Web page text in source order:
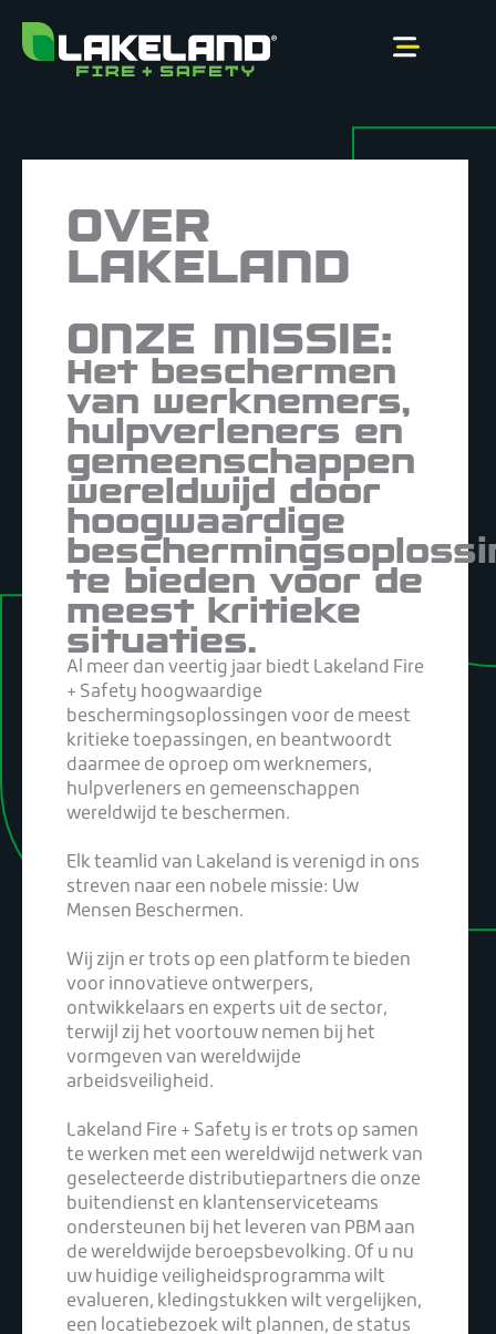
inhoud
springen
OVER
LAKELAND
ONZE MISSIE:
Het beschermen
van werknemers,
hulpverleners en
gemeenschappen
wereldwijd door
hoogwaardige
te bieden voor de
meest kritieke
situaties.
Al meer dan veertig jaar biedt Lakeland Fire
+ Safety hoogwaardige
beschermingsoplossingen voor de meest
kritieke toepassingen, en beantwoordt
daarmee de oproep om werknemers,
hulpverleners en gemeenschappen
wereldwijd te beschermen.
Elk teamlid van Lakeland is verenigd in ons
streven naar een nobele missie: Uw
Mensen Beschermen.
Wij zijn er trots op een platform te bieden
voor innovatieve ontwerpers,
ontwikkelaars en experts uit de sector,
terwijl zij het voortouw nemen bij het
vormgeven van wereldwijde
arbeidsveiligheid.
Lakeland Fire + Safety is er trots op samen
te werken met een wereldwijd netwerk van
geselecteerde distributiepartners die onze
buitendienst en klantenserviceteams
ondersteunen bij het leveren van PBM aan
de wereldwijde beroepsbevolking. Of u nu
uw huidige veiligheidsprogramma wilt
evalueren, kledingstukken wilt vergelijken,
een locatiebezoek wilt plannen, de status